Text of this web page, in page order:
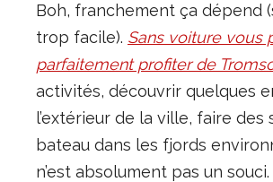
Boh, franchement ça dépend
trop facile). Sans voiture vous
parfaitement profiter de
activités, découvrir quelques
l’extérieur de la ville, faire des
bateau dans les fjords
n’est absolument pas un souci.